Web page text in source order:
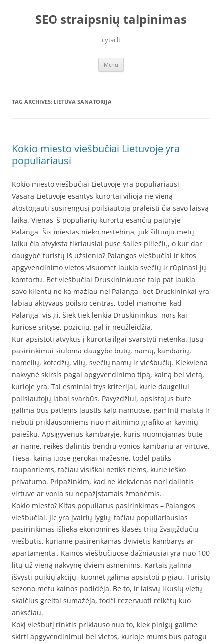
contentSEO straipsnių talpinimas
cytai.lt
Menu
TAG ARCHIVES: LIETUVA SANATORIJA
Kokio miesto viešbučiai Lietuvoje yra
populiariausi
Kokio miesto viešbučiai Lietuvoje yra populiariausi
Vasarą Lietuvoje esantys kurortai vilioja ne vieną
atostogauti susirengusį poilsiautoją praleisti čia savo laisvą
laiką. Vienas iš populiarių kurortų esančių pajūryje –
Palanga. Šis miestas nieko nestebina, juk šiltuoju metų
laiku čia atvyksta tikriausiai puse šalies piliečių, o kur dar
daugybė turistų iš užsienio? Palangos viešbučiai ir kitos
apgyvendinimo vietos visuomet laukia svečių ir rūpinasi jų
komfortu. Bet viešbučiai Druskininkuose taip pat laukia
savo klientų ne ką mažiau nei Palanga, bet Druskininkai yra
labiau aktyvaus poilsio centras, todėl manome, kad
Palanga, vis gi, šiek tiek lenkia Druskininkus, nors kai
kuriose srityse, pozicijų, gal ir neužleidžia.
Kur apsistoti atvykus į kurortą ilgai svarstyti netenka. Jūsų
pasirinkimui siūloma daugybė butų, namų, kambarių,
namelių, kotedžų, vilų, svečių namų ir viešbučių. Kiekviena
nakvynė skirsis pagal apgyvendinimo tipą, kainą bei vietą,
kurioje yra. Tai esminiai trys kriterijai, kurie daugeliui
poilsiautojų labai svarbūs. Pavyzdžiui, apsistojus bute
galima bus patiems jaustis kaip namuose, gaminti maistą ir
nebūti priklausomiems nuo maitinimo grafiko ar kavinių
paieškų. Apsigyvenus kambaryje, kuris nuomojamas bute
ar name, reikės dalintis bendru vonios kambariu ar virtuve.
Tiesa, kaina juose gerokai mažesnė, todėl patiks
taupantiems, tačiau visiškai netiks tiems, kurie ieško
privatumo. Pripažinkim, kad ne kiekvienas nori dalintis
virtuve ar vonia su nepažįstamais žmonėmis.
Kokio miesto? Kitas populiarus pasirinkimas – Palangos
viešbučiai. Jie yra įvairių lygių, tačiau populiariausias
pasirinkimas išlieka ekonominės klasės trijų žvaigždučių
viešbutis, kuriame pasirenkamas dvivietis kambarys ar
apartamentai. Kainos viešbučiuose dažniausiai yra nuo 100
litų už vieną nakvynę dviem asmenims. Kartais galima
išvysti puikių akcijų, kuomet galima apsistoti pigiau. Turistų
sezono metu kainos padidėja. Be to, ir laisvų likusių vietų
skaičius greitai sumažėja, todėl rezervuoti reikėtų kuo
anksčiau.
Kokį viešbutį rinktis priklauso nuo to, kiek pinigų galime
skirti apgyvendinimui bei vietos, kurioje mums bus patogu